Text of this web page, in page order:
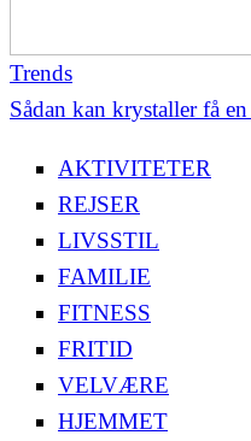
Trends
Sådan kan krystaller få
AKTIVITETER
REJSER
LIVSSTIL
FAMILIE
FITNESS
FRITID
VELVÆRE
HJEMMET